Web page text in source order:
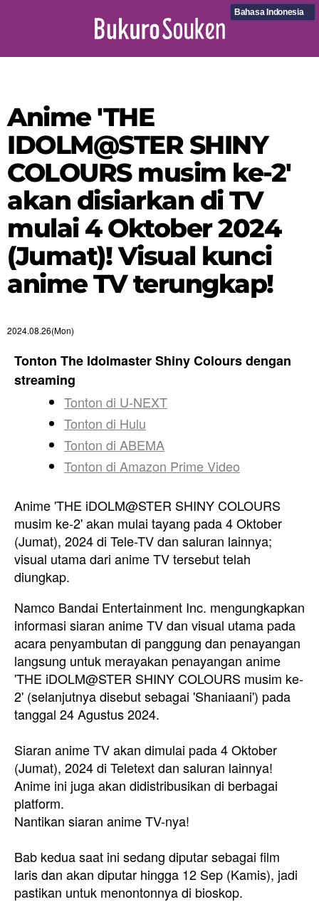
Bahasa Indonesia
Anime 'THE
IDOLM@STER SHINY
COLOURS musim ke-2'
akan disiarkan di TV
mulai 4 Oktober 2024
(Jumat)! Visual kunci
anime TV terungkap!
2024.08.26(Mon)
Tonton The Idolmaster Shiny Colours dengan
streaming
Tonton di U-NEXT
Tonton di Hulu
Tonton di ABEMA
Tonton di Amazon Prime Video
Anime 'THE iDOLM@STER SHINY COLOURS
musim ke-2' akan mulai tayang pada 4 Oktober
(Jumat), 2024 di Tele-TV dan saluran lainnya;
visual utama dari anime TV tersebut telah
diungkap.
Namco Bandai Entertainment Inc. mengungkapkan
informasi siaran anime TV dan visual utama pada
acara penyambutan di panggung dan penayangan
langsung untuk merayakan penayangan anime
'THE iDOLM@STER SHINY COLOURS musim ke-
2' (selanjutnya disebut sebagai 'Shaniaani') pada
tanggal 24 Agustus 2024.
Siaran anime TV akan dimulai pada 4 Oktober
(Jumat), 2024 di Teletext dan saluran lainnya!
Anime ini juga akan didistribusikan di berbagai
platform.
Nantikan siaran anime TV-nya!
Bab kedua saat ini sedang diputar sebagai film
laris dan akan diputar hingga 12 Sep (Kamis), jadi
pastikan untuk menontonnya di bioskop.